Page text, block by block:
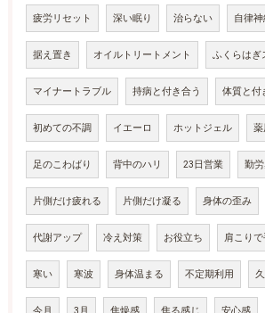
疲労リセット 深い眠り 治らない 自律
据え置き オイルトリートメント ふくらはぎ
マイナートラブル 持病と付き合う 体質と付
初めての不調 イエーロ ホットジェル 薬
足のこわばり 背中のハリ 23日営業 勤
片側だけ疲れる 片側だけ凝る 身体の歪み
代謝アップ 冷え対策 お役立ち 肩こり
寒い 寒波 身体温まる 不定期利用
今月 3月 焦燥感 焦る感じ 安心感